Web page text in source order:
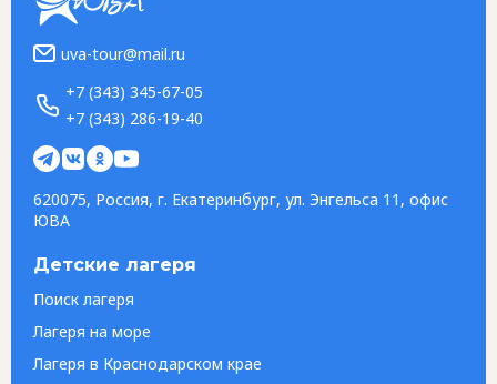
uva-tour@mail.ru
+7 (343) 345-67-05
+7 (343) 286-19-40
620075, Россия, г. Екатеринбург, ул. Энгельса 11, офис
ЮВА
Детские лагеря
Поиск лагеря
Лагеря на море
Лагеря в Краснодарском крае